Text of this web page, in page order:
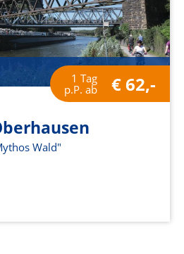
1 Tag
p.P. ab
€ 62,-
Wald"